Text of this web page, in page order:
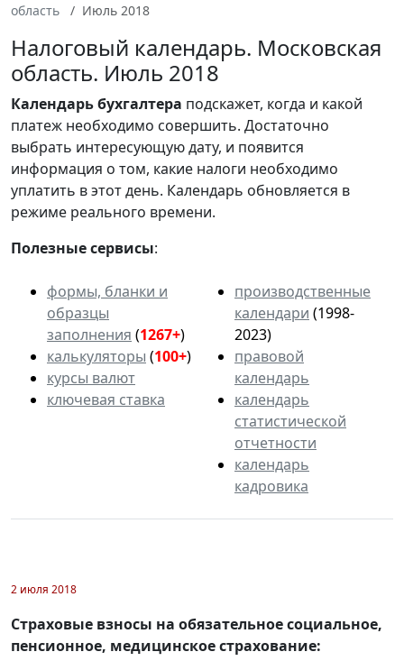
область
Июль 2018
Налоговый календарь. Московская
область. Июль 2018
Календарьбухгалтера подскажет, когда и какой
платеж необходимо совершить. Достаточно
выбрать интересующую дату, и появится
информация о том, какие налоги необходимо
уплатить в этот день. Календарь обновляется в
режиме реального времени.
Полезные сервисы:
формы, бланки и
образцы
заполнения (1267+)
калькуляторы (100+)
курсы валют
ключевая ставка
производственные
календари (1998-
2023)
правовой
календарь
календарь
статистической
отчетности
календарь
кадровика
2 июля 2018
Страховые взносы на обязательное социальное,
пенсионное, медицинское страхование: